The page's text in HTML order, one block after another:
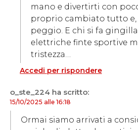
mano e divertirti con
proprio cambiato tutto e,
peggio. E chi si fa
elettriche finte sportive
tristezza…
Accedi per rispondere
o_ste_224 ha scritto:
15/10/2025 alle 16:18
Ormai siamo arrivati a